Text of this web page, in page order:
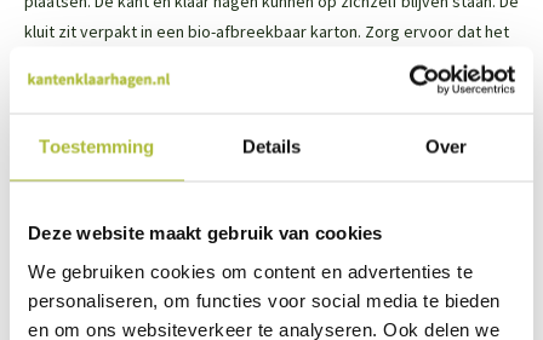
Toestemming Details Over
Deze website maakt gebruik van cookies
We gebruiken cookies om content en advertenties te
personaliseren, om functies voor social media te bieden
en om ons websiteverkeer te analyseren. Ook delen we
kluit zit verpakt in een bio-afbreekbaar karton. Zorg ervoor dat het
karton net onder het maaiveld valt. Plaats de bijgeleverde
druppelbevloeiingsslang op de bovenzijde van de wortelkluit/
goede losse grond en druk de elementen en de grond stevig aan.
QuickHedge plaatsingshandleiding
Het snoeien van de Thuja occidentalis Brabant